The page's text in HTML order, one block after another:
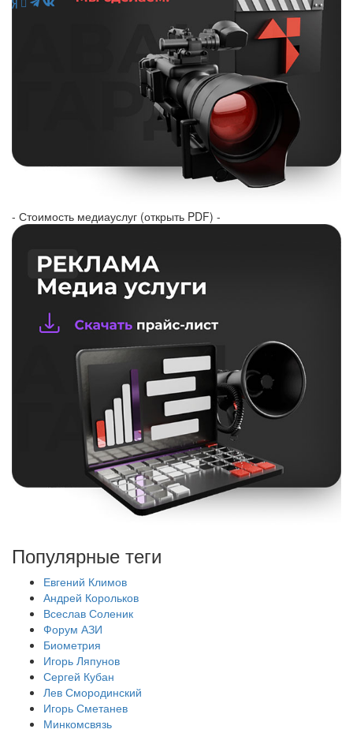
- Стоимость медиауслуг (открыть PDF) -
Популярные теги
Евгений Климов
Андрей Корольков
Всеслав Соленик
Форум АЗИ
Биометрия
Игорь Ляпунов
Сергей Кубан
Лев Смородинский
Игорь Сметанев
Минкомсвязь